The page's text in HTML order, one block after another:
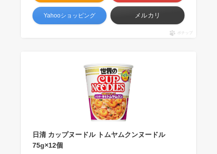
Yahooショッピング メルカリ
ポチップ
日清 カップヌードル トムヤムクンヌードル
75g×12個